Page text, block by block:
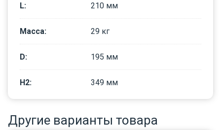
L: 210 мм
Масса: 29 кг
D: 195 мм
H2: 349 мм
Другие варианты товара